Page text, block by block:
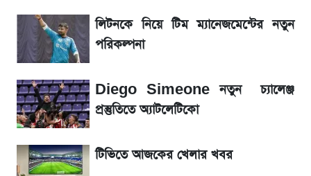
Sirin Labs Finney: বাংলাদেশে এখন যত
টাকায় পাওয়া যায়
সূর্যগ্রহণের দিন আকাশে চোখ ধাঁধানো দৃশ্য, জেনে নিন
সময় ও স্থান
লিটনকে নিয়ে টিম ম্যানেজমেন্টের নতুন
পরিকল্পনা
Diego Simeone নতুন চ্যালেঞ্জ
প্রস্তুতিতে অ্যাটলেটিকো
টিভিতে আজকের খেলার খবর